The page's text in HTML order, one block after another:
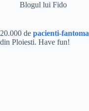
Blogul lui Fido
20.000 de pacienti-fantoma
din Ploiesti. Have fun!